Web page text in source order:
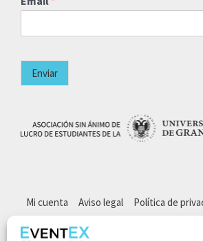
Enviar
Mi cuenta Aviso legal Política de